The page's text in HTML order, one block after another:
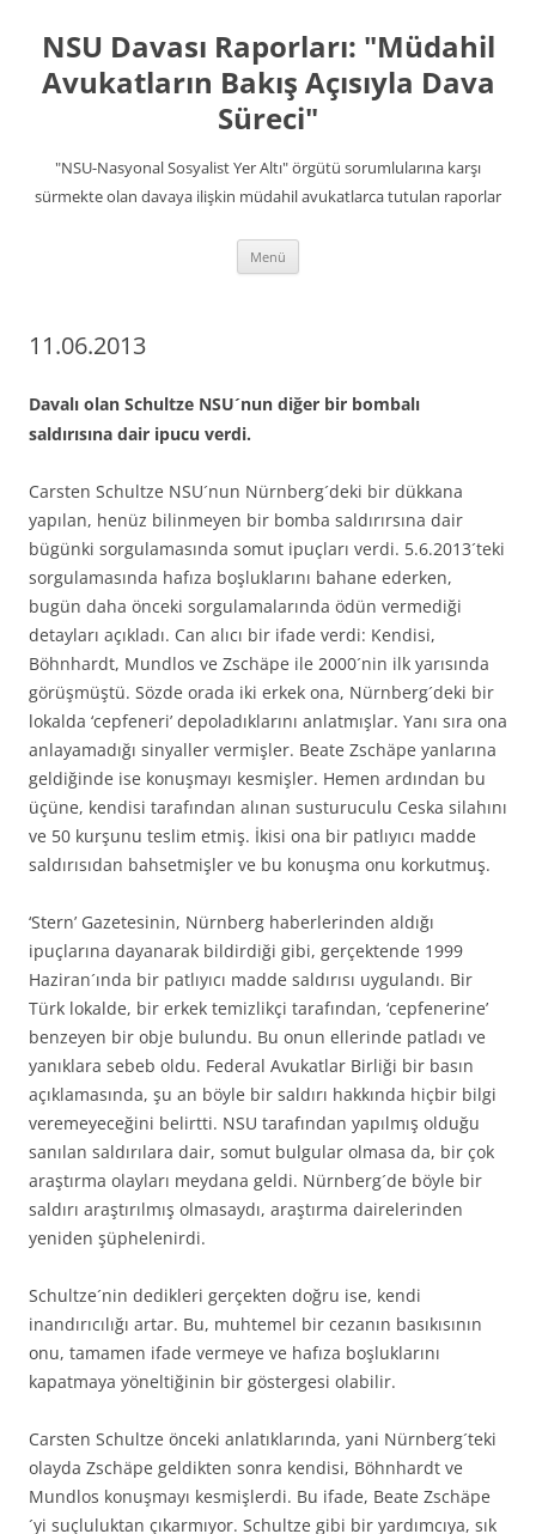
NSU Davası Raporları: "Müdahil
Avukatların Bakış Açısıyla Dava
Süreci"
"NSU-Nasyonal Sosyalist Yer Altı" örgütü sorumlularına karşı
sürmekte olan davaya ilişkin müdahil avukatlarca tutulan raporlar
Menü
11.06.2013
Davalı olan Schultze NSU´nun diğer bir bombalı
saldırısına dair ipucu verdi.
Carsten Schultze NSU´nun Nürnberg´deki bir dükkana
yapılan, henüz bilinmeyen bir bomba saldırırsına dair
bügünki sorgulamasında somut ipuçları verdi. 5.6.2013´teki
sorgulamasında hafıza boşluklarını bahane ederken,
bugün daha önceki sorgulamalarında ödün vermediği
detayları açıkladı. Can alıcı bir ifade verdi: Kendisi,
Böhnhardt, Mundlos ve Zschäpe ile 2000´nin ilk yarısında
görüşmüştü. Sözde orada iki erkek ona, Nürnberg´deki bir
lokalda ‘cepfeneri’ depoladıklarını anlatmışlar. Yanı sıra ona
anlayamadığı sinyaller vermişler. Beate Zschäpe yanlarına
geldiğinde ise konuşmayı kesmişler. Hemen ardından bu
üçüne, kendisi tarafından alınan susturuculu Ceska silahını
ve 50 kurşunu teslim etmiş. İkisi ona bir patlıyıcı madde
saldırısıdan bahsetmişler ve bu konuşma onu korkutmuş.
‘Stern’ Gazetesinin, Nürnberg haberlerinden aldığı
ipuçlarına dayanarak bildirdiği gibi, gerçektende 1999
Haziran´ında bir patlıyıcı madde saldırısı uygulandı. Bir
Türk lokalde, bir erkek temizlikçi tarafından, ‘cepfenerine’
benzeyen bir obje bulundu. Bu onun ellerinde patladı ve
yanıklara sebeb oldu. Federal Avukatlar Birliği bir basın
açıklamasında, şu an böyle bir saldırı hakkında hiçbir bilgi
veremeyeceğini belirtti. NSU tarafından yapılmış olduğu
sanılan saldırılara dair, somut bulgular olmasa da, bir çok
araştırma olayları meydana geldi. Nürnberg´de böyle bir
saldırı araştırılmış olmasaydı, araştırma dairelerinden
yeniden şüphelenirdi.
Schultze´nin dedikleri gerçekten doğru ise, kendi
inandırıcılığı artar. Bu, muhtemel bir cezanın basıkısının
onu, tamamen ifade vermeye ve hafıza boşluklarını
kapatmaya yöneltiğinin bir göstergesi olabilir.
Carsten Schultze önceki anlatıklarında, yani Nürnberg´teki
olayda Zschäpe geldikten sonra kendisi, Böhnhardt ve
Mundlos konuşmayı kesmişlerdi. Bu ifade, Beate Zschäpe
´yi suçluluktan çıkarmıyor. Schultze gibi bir yardımcıya, sık